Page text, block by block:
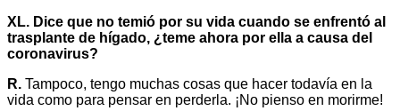
XL. Dice que no temió por su vida cuando se enfrentó al
trasplante de hígado, ¿teme ahora por ella a causa del
coronavirus?
R. Tampoco, tengo muchas cosas que hacer todavía en la
vida como para pensar en perderla. ¡No pienso en morirme!